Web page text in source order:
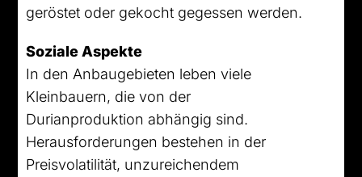
geröstet oder gekocht gegessen werden.
Soziale Aspekte
In den Anbaugebieten leben viele
Kleinbauern, die von der
Durianproduktion abhängig sind.
Herausforderungen bestehen in der
Preisvolatilität, unzureichendem